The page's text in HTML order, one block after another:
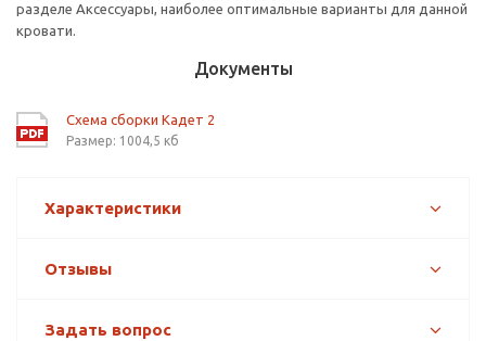
разделе Аксессуары, наиболее оптимальные варианты для данной
кровати.
Документы
Схема сборки Кадет 2
Размер: 1004,5 кб
Характеристики
Отзывы
Задать вопрос